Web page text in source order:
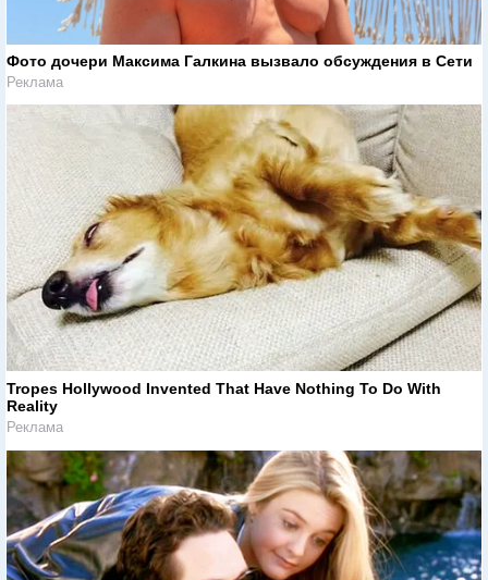
Фото дочери Максима Галкина вызвало обсуждения в Сети
Реклама
Tropes Hollywood Invented That Have Nothing To Do With
Reality
Реклама